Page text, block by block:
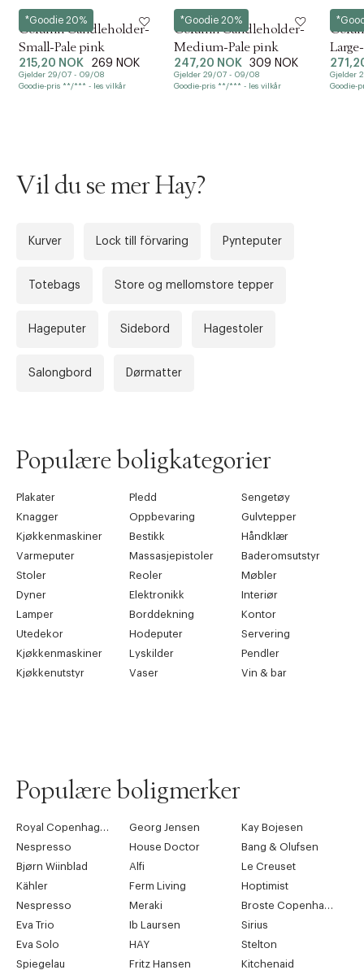
*Goodie 20%
Hay
Column Candleholder-
Small-Pale pink
215,20 NOK 269 NOK
Gjelder 29/07 - 09/08
Goodie-pris **/*** - les vilkår
*Goodie 20%
Hay
Column Candleholder-
Medium-Pale pink
247,20 NOK 309 NOK
Gjelder 29/07 - 09/08
Goodie-pris **/*** - les vilkår
Hay
Gjelder
Goodie-
Vil du se mer Hay?
Kurver Lock till förvaring Pynteputer
Totebags Store og mellomstore tepper
Hageputer Sidebord Hagestoler
Salongbord Dørmatter
Populære boligkategorier
Plakater Pledd
Sengetøy
Knagger
Oppbevaring
Gulvtepper
Kjøkkenmaskiner
Bestikk
Håndklær
Varmeputer
Massasjepistoler
Baderomsutstyr
Stoler
Reoler
Møbler
Dyner
Elektronikk
Interiør
Lamper
Borddekning
Kontor
Utedekor
Hodeputer
Servering
Kjøkkenmaskiner
Lyskilder
Pendler
Kjøkkenutstyr
Vaser Vin & bar
Populære boligmerker
Royal Copenhagen Georg Jensen
Kay Bojesen
Nespresso
House Doctor
Bang & Olufsen
Bjørn Wiinblad
Alfi
Le Creuset
Kähler
Ferm Living
Hoptimist
Nespresso
Meraki
Broste Copenhagen
Eva Trio
Ib Laursen
Sirius
Eva Solo
HAY
Stelton
Spiegelau
Fritz Hansen
Kitchenaid